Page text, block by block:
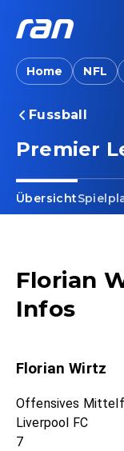
Home NFL
Fussball
Premier
Übersicht
Florian
Infos
Florian Wirtz
Offensives
Liverpool FC
7